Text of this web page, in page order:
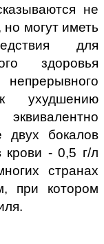
не
но могут иметь
для
здоровья
ухудшению
эквивалентно
двух бокалов
крови - 0,5 г/л
странах
при котором